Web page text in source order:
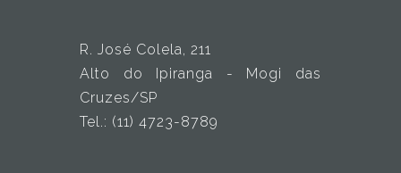
R. José Colela, 211
Alto do Ipiranga - Mogi das
Cruzes/SP
Tel.: (11) 4723-8789